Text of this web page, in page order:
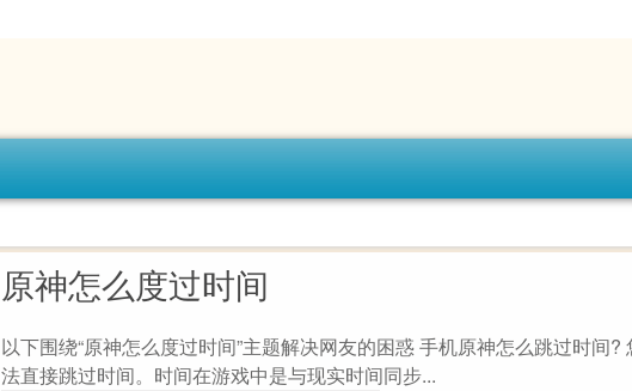
原神怎么度过时间
以下围绕“原神怎么度过时间”主题解决网友的困惑 手机原神怎么跳过时间
法直接跳过时间。时间在游戏中是与现实时间同步...